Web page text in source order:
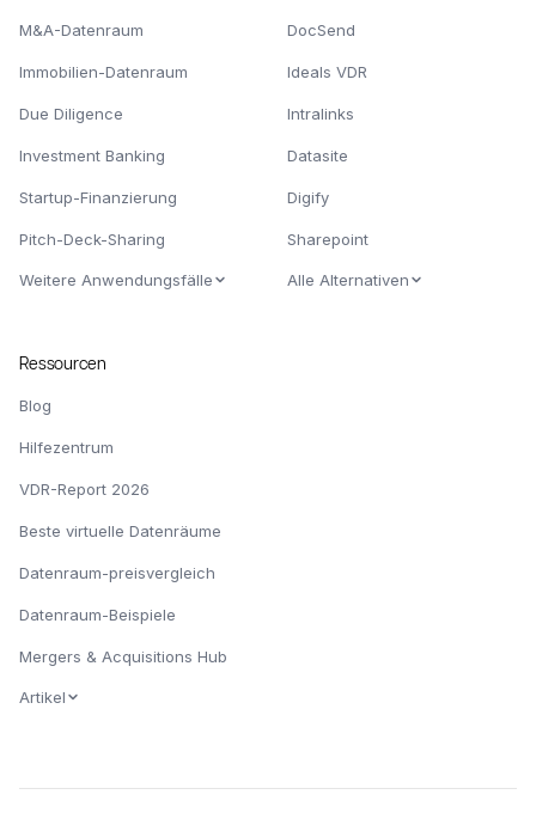
M&A-Datenraum
Immobilien-Datenraum
Due Diligence
Investment Banking
Startup-Finanzierung
Pitch-Deck-Sharing
Weitere Anwendungsfälle
DocSend
Ideals VDR
Intralinks
Datasite
Digify
Sharepoint
Alle Alternativen
Ressourcen
Blog
Hilfezentrum
VDR-Report 2026
Beste virtuelle Datenräume
Datenraum-preisvergleich
Datenraum-Beispiele
Mergers & Acquisitions Hub
Artikel